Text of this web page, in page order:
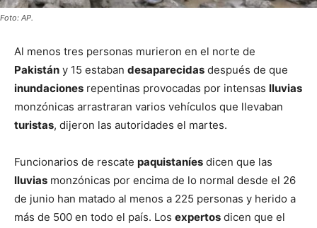
Foto: AP.
Al menos tres personas murieron en el norte de
Pakistán y 15 estaban desaparecidas después de que
inundaciones repentinas provocadas por intensas lluvias
monzónicas arrastraran varios vehículos que llevaban
turistas, dijeron las autoridades el martes.
Funcionarios de rescate paquistaníes dicen que las
lluvias monzónicas por encima de lo normal desde el 26
de junio han matado al menos a 225 personas y herido a
más de 500 en todo el país. Los expertos dicen que el